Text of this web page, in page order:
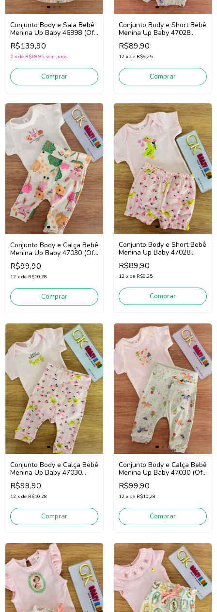
Conjunto Body e Saia Bebê
Menina Up Baby 46998 (Off
White/Rosa/Verde)
R$139,90
2 x de R$69,95 sem juros
Comprar
Conjunto Body e Short Bebê
Menina Up Baby 47028
(Verde)
R$89,90
12 x de R$9,25
Comprar
Conjunto Body e Calça Bebê
Menina Up Baby 47030 (Off
White/Verde/Rosa)
R$99,90
12 x de R$10,28
Comprar
Conjunto Body e Short Bebê
Menina Up Baby 47028
(Rosa)
R$89,90
12 x de R$9,25
Comprar
Conjunto Body e Calça Bebê
Menina Up Baby 47030
(Rosa)
R$99,90
12 x de R$10,28
Comprar
Conjunto Body e Calça Bebê
Menina Up Baby 47030 (Off
White/Verde)
R$99,90
12 x de R$10,28
Comprar